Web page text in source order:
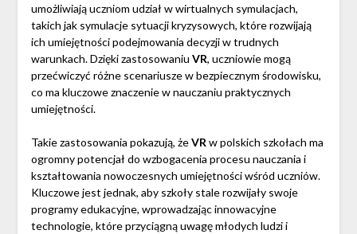
umożliwiają uczniom udział w wirtualnych symulacjach,
takich jak symulacje sytuacji kryzysowych, które rozwijają
ich umiejętności podejmowania decyzji w trudnych
warunkach. Dzięki zastosowaniu VR, uczniowie mogą
przećwiczyć różne scenariusze w bezpiecznym środowisku,
co ma kluczowe znaczenie w nauczaniu praktycznych
umiejętności.
Takie zastosowania pokazują, żeVRw polskich szkołach ma
ogromny potencjał do wzbogacenia procesu nauczania i
kształtowania nowoczesnych umiejętności wśród uczniów.
Kluczowe jest jednak, aby szkoły stale rozwijały swoje
programy edukacyjne, wprowadzając innowacyjne
technologie, które przyciągną uwagę młodych ludzi i